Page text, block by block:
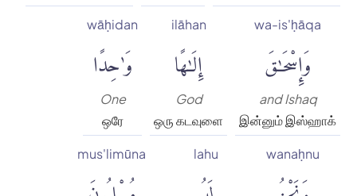
wa-is'ḥāqa
وَإِسْحَٰقَ
and Ishaq
இன்னும் இஸ்ஹாக்
ilāhan
إِلَٰهًا
God
ஒரு கடவுளை
wāḥidan
وَٰحِدًا
One
ஒரே
wanaḥnu
lahu
mus'limūna